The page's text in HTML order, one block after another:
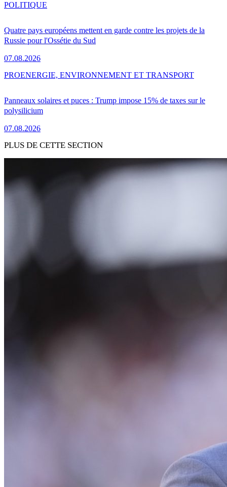
Quatre pays européens mettent en garde contre les projets de la
Russie pour l'Ossétie du Sud
07.08.2026
POLITIQUE
Panneaux solaires et puces : Trump impose 15% de taxes sur le
polysilicium
07.08.2026
PROENERGIE, ENVIRONNEMENT ET TRANSPORT
PLUS DE CETTE SECTION